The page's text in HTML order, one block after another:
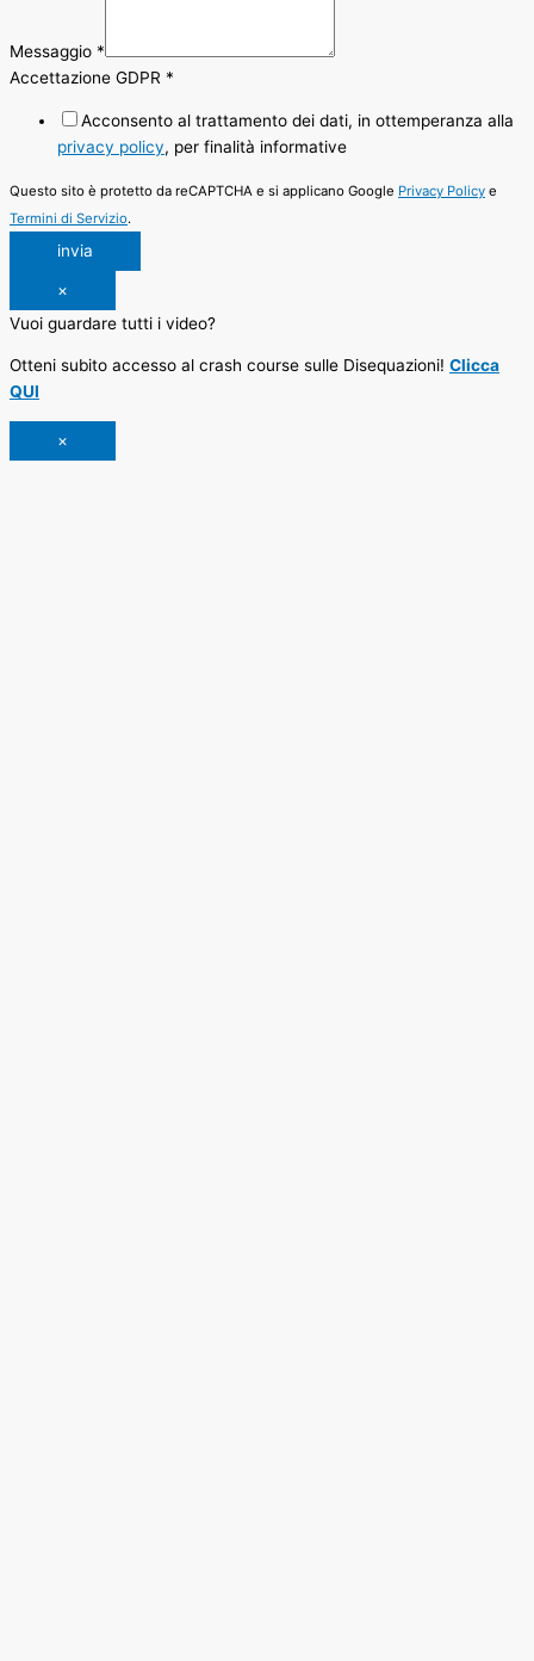
Messaggio *
Accettazione GDPR *
Acconsento al trattamento dei dati, in ottemperanza alla
privacy policy, per finalità informative
Questo sito è protetto da reCAPTCHA e si applicano Google Privacy Policy e
Termini di Servizio.
invia
×
Vuoi guardare tutti i video?
Otteni subito accesso al crash course sulle Disequazioni! Clicca
QUI
×